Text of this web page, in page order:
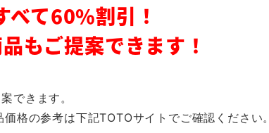
べて60%割引！
もご提案できます！
できます。
価格の参考は下記TOTOサイトでご確認ください。